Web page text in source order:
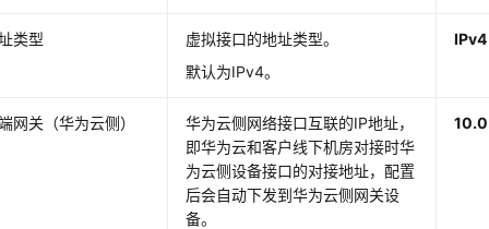
类型
虚拟接口的地址类型。
默认为IPv4。
IPv4
网关（华为云侧）
华为云侧网络接口互联的IP地址，
即华为云和客户线下机房对接时华
为云侧设备接口的对接地址，配置
后会自动下发到华为云侧网关设
备。